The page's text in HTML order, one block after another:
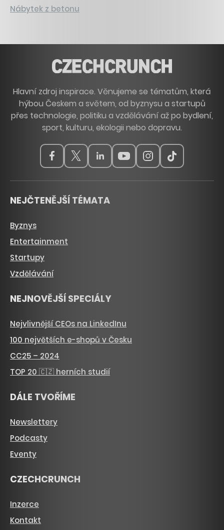
Nábytek z betonu
Hlavní zdroj inspirace. Věnujeme se tématům, která
hýbou Českem a světem, od byznysu a startupů
přes technologie, politiku a vzdělávání až po bydlení,
sport, kulturu, ekologii nebo dopravu.
NEJČTENĚJŠÍ TÉMATA
Byznys
Entertainment
Startupy
Vzdělávání
NEJNOVĚJŠÍ SPECIÁLY
Nejvlivnější CEOs na LinkedInu
100 největších e-shopů v Česku
CC25 – 2024
TOP 20 🇨🇿 herních studií
DÁLE TVOŘÍME
Newslettery
Podcasty
Eventy
CZECHCRUNCH
Inzerce
Kontakt